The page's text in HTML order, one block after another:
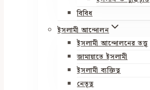
বিবিধ
ইসলামী আন্দোলন
ইসলামী আন্দোলনের তত্ত্ব
জামায়াতে ইসলামী
ইসলামী ব্যক্তিত্ব
নেতৃত্ব